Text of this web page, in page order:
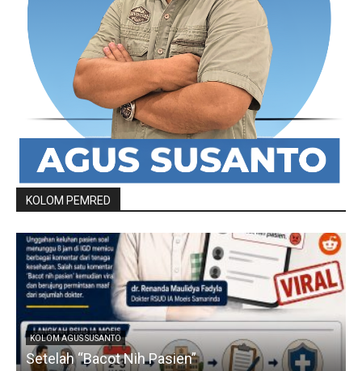
KOLOM PEMRED
KOLOM AGUS SUSANTO
Setelah “Bacot Nih Pasien”